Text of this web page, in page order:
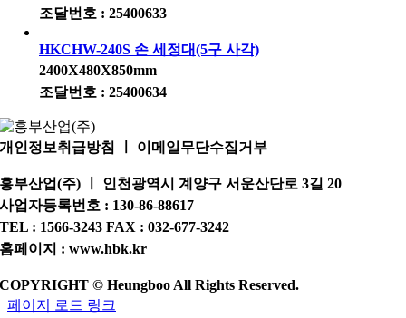
조달번호 : 25400633
HKCHW-240S 손 세정대(5구 사각)
2400X480X850mm
조달번호 : 25400634
개인정보취급방침 ㅣ 이메일무단수집거부
흥부산업(주) ㅣ 인천광역시 계양구 서운산단로 3길 20
사업자등록번호 : 130-86-88617
TEL : 1566-3243 FAX : 032-677-3242
홈페이지 : www.hbk.kr
COPYRIGHT © Heungboo All Rights Reserved.
페이지 로드 링크